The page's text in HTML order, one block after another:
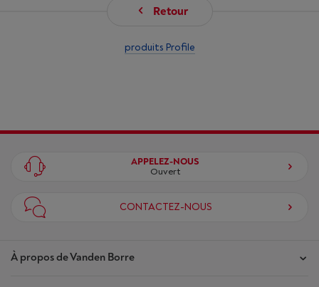
Retour
produits Profile
À propos de Vanden Borre
APPELEZ-NOUS
Ouvert
CONTACTEZ-NOUS